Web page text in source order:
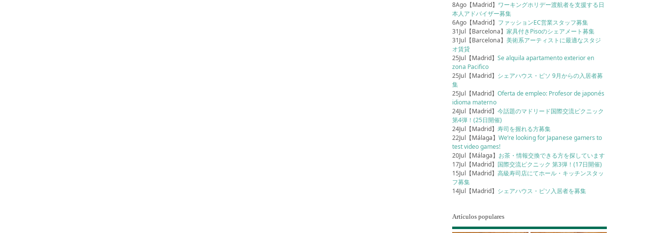
8Ago【Madrid】 ワーキングホリデー渡航者を支援する日
本人アドバイザー募集
6Ago【Madrid】 ファッションEC営業スタッフ募集
31Jul【Barcelona】家具付きPisoのシェアメート募集
31Jul【Barcelona】美術系アーティストに最適なスタジ
オ賃貸
25Jul【Madrid】Se alquila apartamento exterior en
zona Pacifico
25Jul【Madrid】 シェアハウス・ピソ 9月からの入居者募
集
25Jul【Madrid】Oferta de empleo: Profesor de japonés
idioma materno
24Jul【Madrid】今話題のマドリード国際交流ピクニック
第4弾！(25日開催)
24Jul【Madrid】寿司を握れる方募集
22Jul【Málaga】We’re looking for Japanese gamers to
test video games!
20Jul【Málaga】 お茶・情報交換できる方を探しています
17Jul【Madrid】 国際交流ピクニック 第3弾！(17日開催)
15Jul【Madrid】高級寿司店にてホール・キッチンスタッ
フ募集
14Jul【Madrid】 シェアハウス・ピソ入居者を募集
Artículos populares